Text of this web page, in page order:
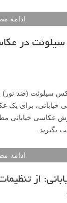
ادامه